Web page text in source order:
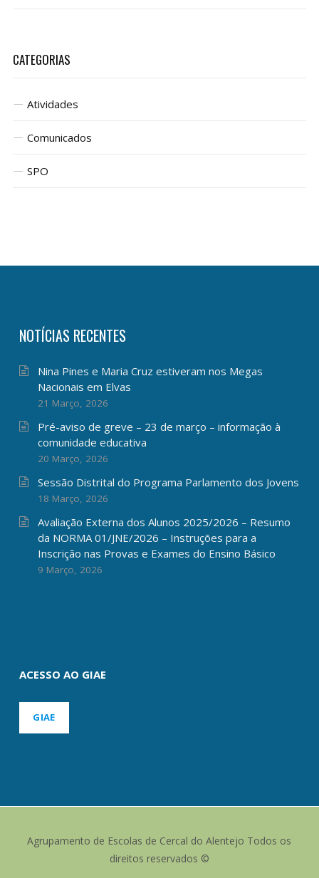
CATEGORIAS
Atividades
Comunicados
SPO
NOTÍCIAS RECENTES
Nina Pines e Maria Cruz estiveram nos Megas
Nacionais em Elvas
21 Março, 2026
Pré-aviso de greve – 23 de março – informação à
comunidade educativa
20 Março, 2026
Sessão Distrital do Programa Parlamento dos Jovens
18 Março, 2026
Avaliação Externa dos Alunos 2025/2026 – Resumo
da NORMA 01/JNE/2026 – Instruções para a
Inscrição nas Provas e Exames do Ensino Básico
9 Março, 2026
ACESSO AO GIAE
GIAE
Agrupamento de Escolas de Cercal do Alentejo Todos os
direitos reservados ©